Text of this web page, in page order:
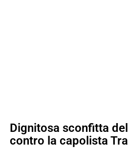
Dignitosa sconfitta
contro la capolista